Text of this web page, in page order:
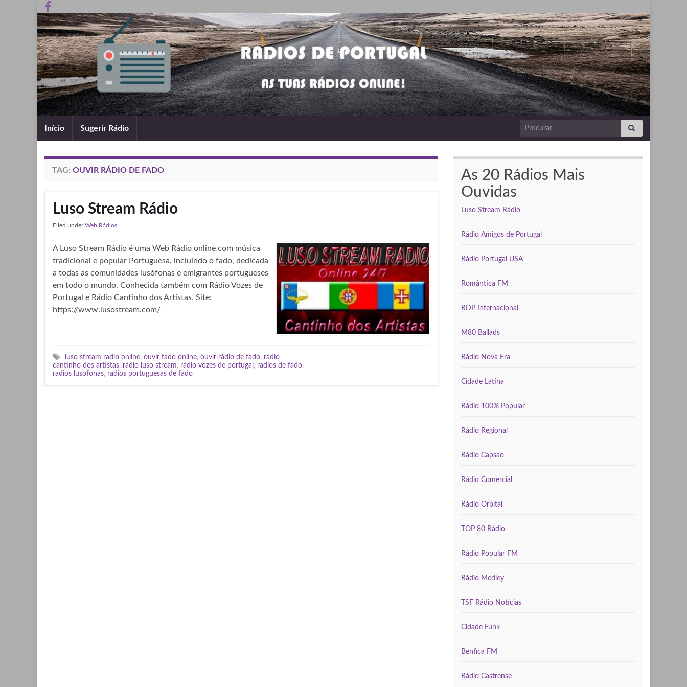
Início Sugerir Rádio Search for:
TAG: OUVIR RÁDIO DE FADO
Luso Stream Rádio
Filed underWeb Rádios
A Luso Stream Rádio é uma Web Rádio online com música
tradicional e popular Portuguesa, incluindo o fado, dedicada
a todas as comunidades lusófonas e emigrantes portugueses
em todo o mundo. Conhecida também com Rádio Vozes de
Portugal e Rádio Cantinho dos Artistas. Site:
https://www.lusostream.com/
luso stream radio online, ouvir fado online, ouvir rádio de fado, rádio
cantinho dos artistas, rádio luso stream, rádio vozes de portugal , radios de fado,
radios lusofonas, radios portuguesas de fado
As 20 Rádios Mais
Ouvidas
Luso Stream Rádio
Rádio Amigos de Portugal
Rádio Portugal USA
Romântica FM
RDP Internacional
M80 Ballads
Rádio Nova Era
Cidade Latina
Rádio 100% Popular
Rádio Regional
Rádio Capsao
Rádio Comercial
Rádio Orbital
TOP 80 Rádio
Rádio Popular FM
Rádio Medley
TSF Rádio Notícias
Cidade Funk
Benfica FM
Rádio Castrense